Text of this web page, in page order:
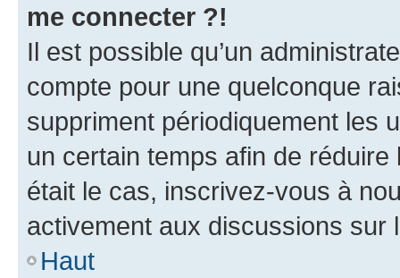
me connecter ?!
Il est possible qu’un
compte pour une quelconque
suppriment périodiquement les
un certain temps afin de
était le cas, inscrivez-vous à
activement aux discussions sur
Haut